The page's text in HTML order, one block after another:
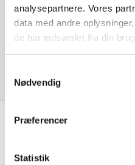
analysepartnere. Vores
data med andre
de har indsamlet fra din
Nødvendig
Præferencer
Statistik
Kris